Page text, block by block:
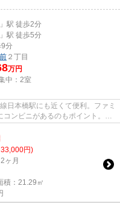
」駅 徒歩2分
」駅 徒歩5分
9分
２丁目
万円
中： 2室
日本橋駅にも近くて便利。ファミ
ンビニがあるのもポイント。こ
円)
ヶ月
積：21.29㎡